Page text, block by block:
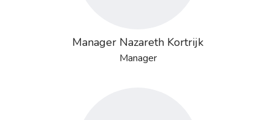
Manager Nazareth Kortrijk
Manager